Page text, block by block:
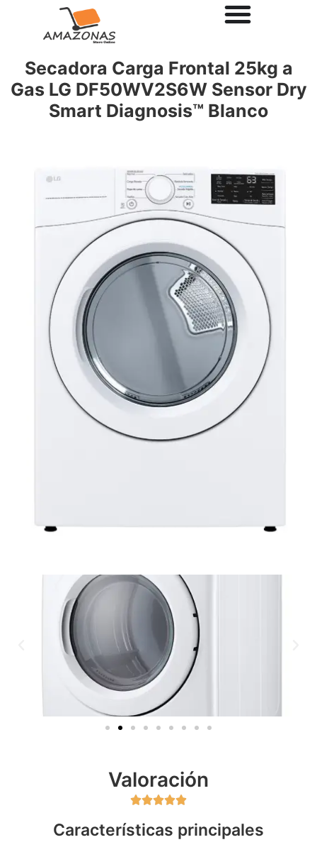
Secadora Carga Frontal 25kg a
Gas LG DF50WV2S6W Sensor Dry
Smart Diagnosis™ Blanco
Valoración

Características principales